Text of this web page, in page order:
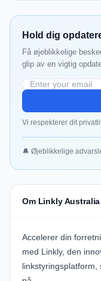
Hold dig
Få øjeblikkelige
glip av en vigtig
Vi respekterer dit
🔔 Øjeblikkelige
Om Linkly Australia
Accelerer din
med Linkly, den